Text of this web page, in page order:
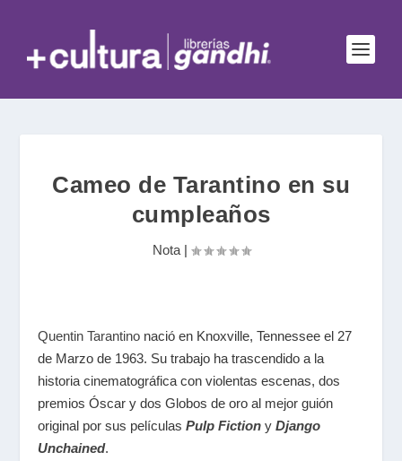
Cameo de Tarantino en su
cumpleaños
Nota|
Quentin Tarantino nació en Knoxville, Tennessee el 27
de Marzo de 1963. Su trabajo ha trascendido a la
historia cinematográfica con violentas escenas, dos
premios Óscar y dos Globos de oro al mejor guión
original por sus películasPulp Fiction yDjango
Unchained.